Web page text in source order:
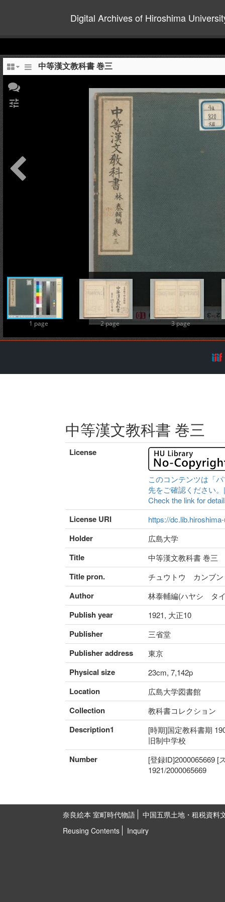
Digital Archives of Hiroshima
中等漢文教科書 巻三
1 page 2 page 3 page
tune
中等漢文教科書 巻三
License
このコンテンツは「
先をご確認ください
Check the link for
License URI https://
Holder 広島大学
Title 中等漢文教科書 巻三
Title pron. チュウトウ カンブ
Author 林泰輔編(ハヤシ タ
Publish year 1921, 大正10
Publisher 三省堂
Publisher address 東京
Physical size 23cm, 7,142p
Location 広島大学図書館
Collection 教科書コレクション
Description1
[時期]国定教科書期
旧制中学校
Number
[登録ID]2000065669 [
1921/2000065669
奈良絵本 室町時代物語
中国五県土地・租税資料
Reusing Contents
Inquiry